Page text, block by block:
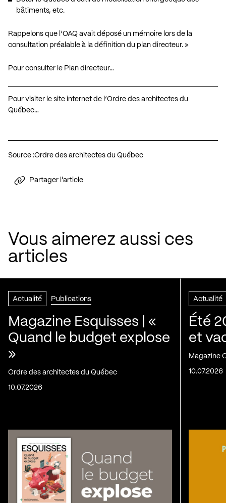
bâtiments, etc.
Rappelons que l’OAQ avait déposé un mémoire lors de la
consultation préalable à la définition du plan directeur. »
Pour consulter le Plan directeur…
Pour visiter le site internet de l’Ordre des architectes du
Québec…
Source :Ordre des architectes du Québec
Partager l'article
Vous aimerez aussi ces
articles
Actualité Publications
Magazine Esquisses | «
Quand le budget explose
»
Ordre des architectes du Québec
10.07.2026
Actualité
Été
et
Magazine
10.07.2026